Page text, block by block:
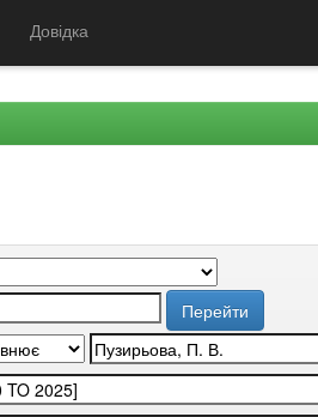
Довідка